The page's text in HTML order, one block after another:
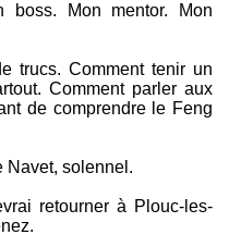
Mon mentor. Mon
trucs. Comment tenir un
Comment parler aux
de comprendre le Feng
Navet, solennel.
retourner à Plouc-les-